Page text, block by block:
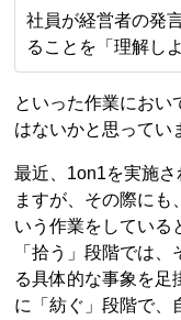
社員が経営者の発
ることを「理解し
といった作業におい
はないかと思ってい
最近、1on1を実施
ますが、その際に
いう作業をしている
「拾う」段階では
る具体的な事象を足
に「紡ぐ」段階で、